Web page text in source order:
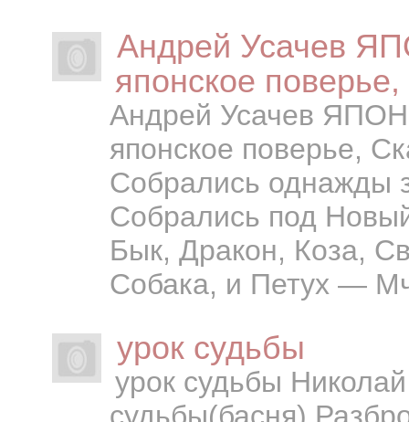
Андрей Усачев
японское
Андрей Усачев
японское поверье,
Собрались однажды
Собрались под
Бык, Дракон, Коза,
Собака, и Петух —
урок судьбы
урок судьбы
судьбы(басня)